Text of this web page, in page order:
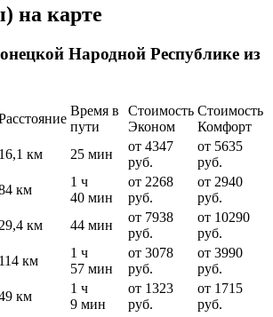
на карте
Народной Республике из
Время в
пути
Стоимость
Эконом
Стоимость
Комфорт
16,1 км 25 мин
от 4347
руб.
от 5635
руб.
км
1 ч
40 мин
от 2268
руб.
от 2940
руб.
29,4 км 44 мин
от 7938
руб.
от 10290
руб.
114 км
1 ч
57 мин
от 3078
руб.
от 3990
руб.
км
1 ч
9 мин
от 1323
руб.
от 1715
руб.